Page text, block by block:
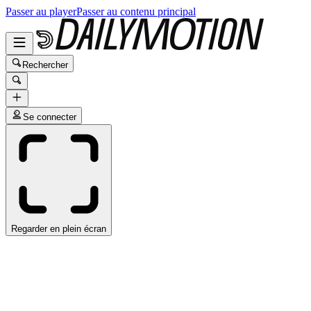
Passer au playerPasser au contenu principal
Rechercher
Se connecter
Regarder en plein écran